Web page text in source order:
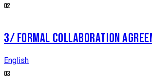
02
3/ FORMAL COLLABORATION
English
03